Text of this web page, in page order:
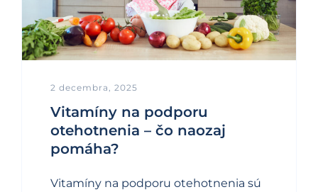
2 decembra, 2025
Vitamíny na podporu
otehotnenia – čo naozaj
pomáha?
Vitamíny na podporu otehotnenia sú